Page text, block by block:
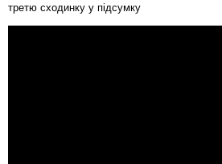
третю сходинку у підсумку